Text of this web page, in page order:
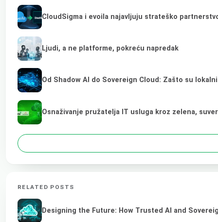
CloudSigma i evoila najavljuju strateško
Ljudi, a ne platforme, pokreću napredak
Od Shadow AI do Sovereign Cloud: Zašto su
Osnaživanje pružatelja IT usluga kroz zelena,
RELATED POSTS
Designing the Future: How Trusted AI and